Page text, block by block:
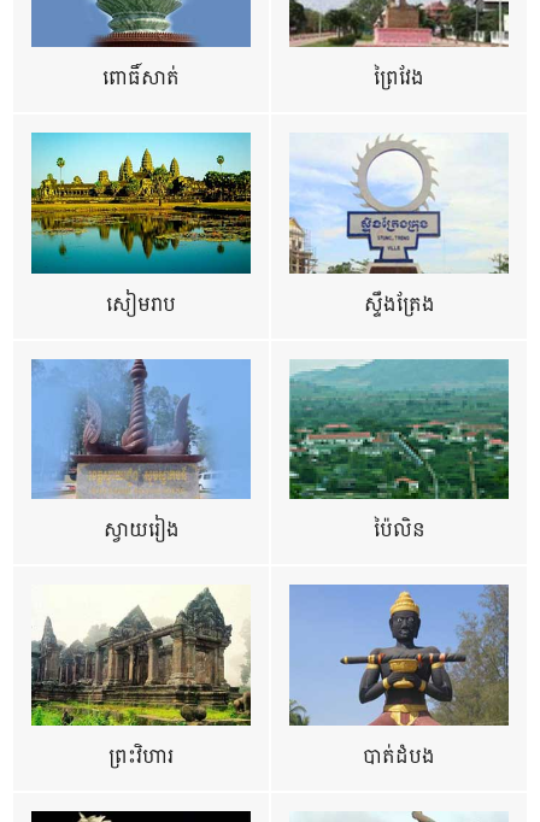
ពោធិ៍សាត់ ព្រៃវែង
សៀមរាប ស្ទឹងត្រែង
ស្វាយរៀង ប៉ៃលិន
ព្រះវិហារ បាត់ដំបង